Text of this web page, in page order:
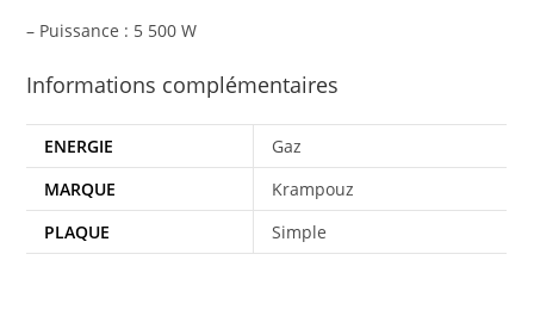
– Puissance : 5 500 W
Informations complémentaires
ENERGIE
Gaz
MARQUE
Krampouz
PLAQUE
Simple